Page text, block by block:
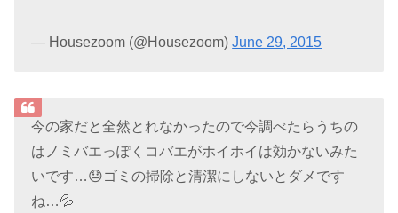
— Housezoom (@Housezoom)June 29, 2015
今の家だと全然とれなかったので今調べたらうちの
はノミバエっぽくコバエがホイホイは効かないみた
いです…😓ゴミの掃除と清潔にしないとダメです
ね…💦